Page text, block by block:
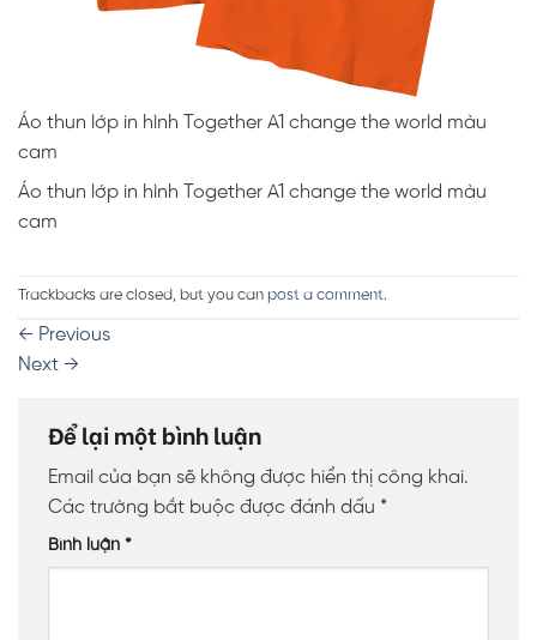
Áo thun lớp in hình Together A1 change the world màu
cam
Áo thun lớp in hình Together A1 change the world màu
cam
Trackbacks are closed, but you can post a comment.
← Previous
Next →
Để lại một bình luận
Email của bạn sẽ không được hiển thị công khai.
Các trường bắt buộc được đánh dấu *
Bình luận *